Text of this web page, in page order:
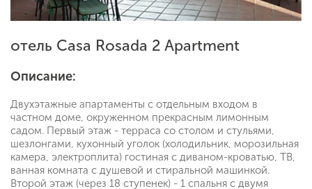
отель Casa Rosada 2 Apartment
Описание:
Двухэтажные апартаменты с отдельным входом в
частном доме, окруженном прекрасным лимонным
садом. Первый этаж - терраса со столом и стульями,
шезлонгами, кухонный уголок (холодильник, морозильная
камера, электроплита) гостиная с диваном-кроватью, ТВ,
ванная комната с душевой и стиральной машинкой.
Второй этаж (через 18 ступенек) - 1 спальня с двумя